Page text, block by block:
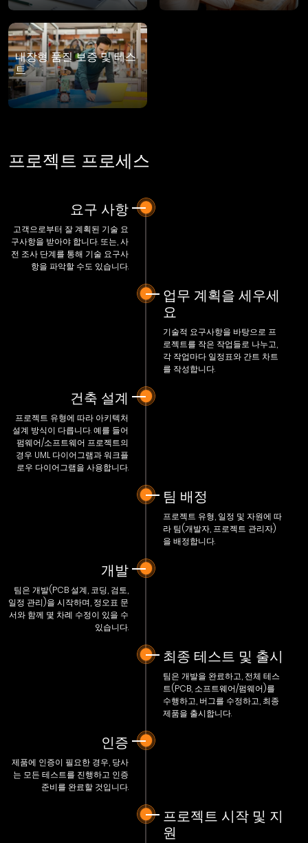
내장형 품질 보증 및 테스
트
프로젝트 프로세스
요구 사항
고객으로부터 잘 계획된 기술 요
구사항을 받아야 합니다. 또는, 사
전 조사 단계를 통해 기술 요구사
항을 파악할 수도 있습니다.
업무 계획을 세우세
요
기술적 요구사항을 바탕으로 프
로젝트를 작은 작업들로 나누고,
각 작업마다 일정표와 간트 차트
를 작성합니다.
건축 설계
프로젝트 유형에 따라 아키텍처
설계 방식이 다릅니다. 예를 들어
펌웨어/소프트웨어 프로젝트의
경우 UML 다이어그램과 워크플
로우 다이어그램을 사용합니다.
팀 배정
프로젝트 유형, 일정 및 자원에 따
라 팀(개발자, 프로젝트 관리자)
을 배정합니다.
개발
팀은 개발(PCB 설계, 코딩, 검토,
일정 관리)을 시작하며, 정오표 문
서와 함께 몇 차례 수정이 있을 수
있습니다.
최종 테스트 및 출시
팀은 개발을 완료하고, 전체 테스
트(PCB, 소프트웨어/펌웨어)를
수행하고, 버그를 수정하고, 최종
제품을 출시합니다.
인증
제품에 인증이 필요한 경우, 당사
는 모든 테스트를 진행하고 인증
준비를 완료할 것입니다.
프로젝트 시작 및 지
원